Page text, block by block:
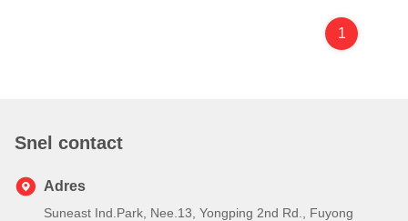
1
Snel contact
Adres
Suneast Ind.Park, Nee.13, Yongping 2nd Rd., Fuyong